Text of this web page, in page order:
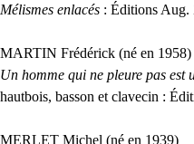
Mélismes enlacés : Éditions
MARTIN Frédérick (né en 1958)
Un homme qui ne pleure pas est
hautbois, basson et clavecin :
MERLET Michel (né en 1939)